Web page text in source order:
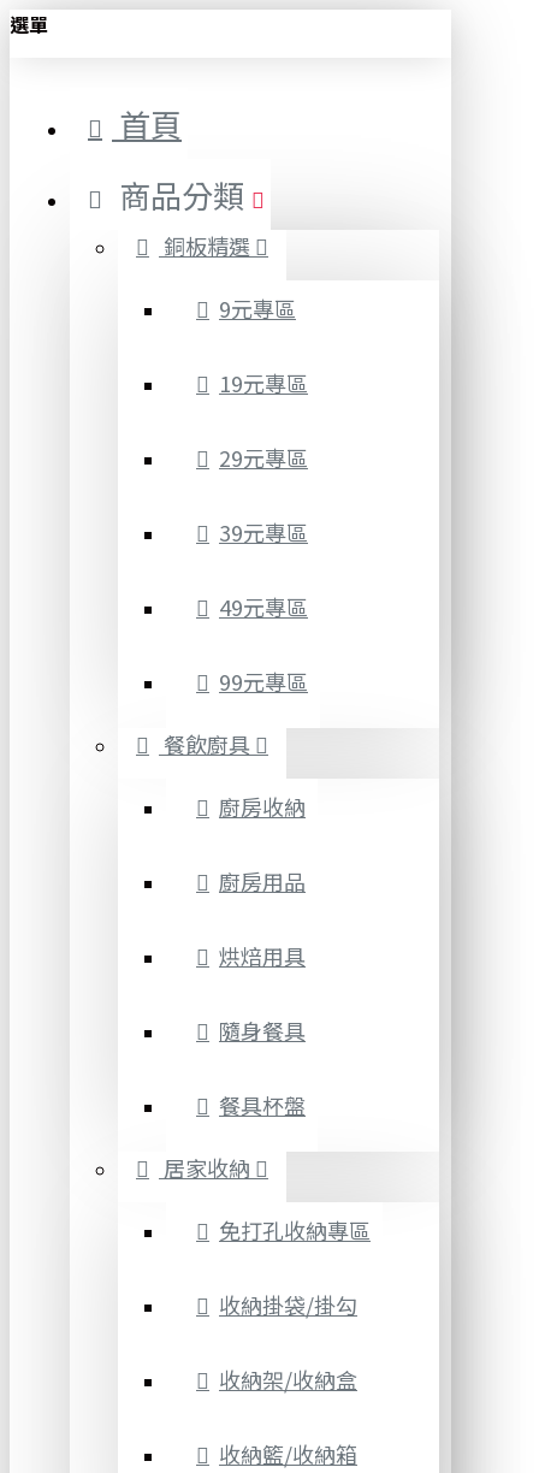
選單
首頁
商品分類
銅板精選
9元專區
19元專區
29元專區
39元專區
49元專區
99元專區
餐飲廚具
廚房收納
廚房用品
烘焙用具
隨身餐具
餐具杯盤
居家收納
免打孔收納專區
收納掛袋/掛勾
收納架/收納盒
收納籃/收納箱